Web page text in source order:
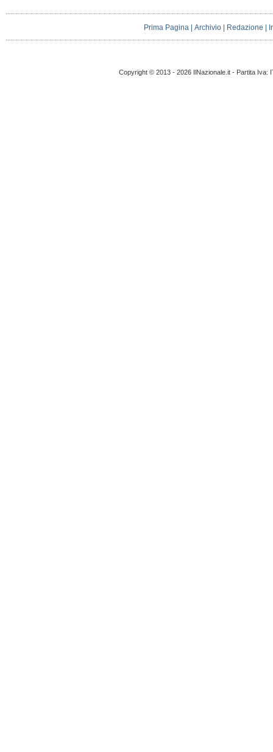
Prima Pagina |Archivio Redazione
Copyright © 2013 - 2026 IlNazionale.it - Partita Iva: